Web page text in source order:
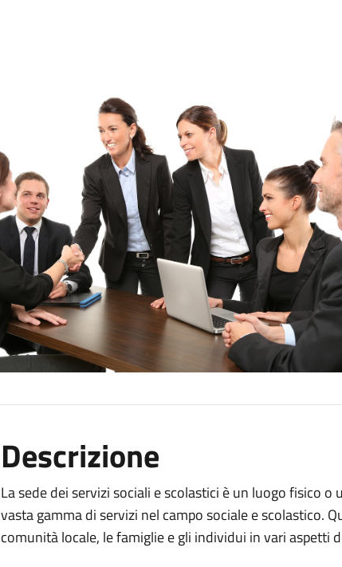
Descrizione
La sede dei servizi sociali e scolastici è un luogo fisico
vasta gamma di servizi nel campo sociale e scolastico.
comunità locale, le famiglie e gli individui in vari aspetti